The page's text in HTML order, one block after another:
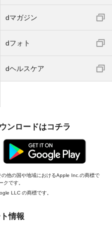
dマガジン
dフォト
dヘルスケア
ンロードはコチラ
他の国や地域におけるApple Inc.の商標で
です。
LLC の商標です。
情報